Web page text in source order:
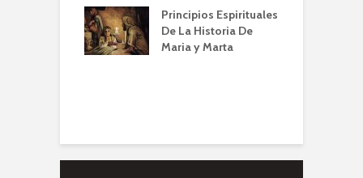
Principios Espirituales
De La Historia De
Maria y Marta